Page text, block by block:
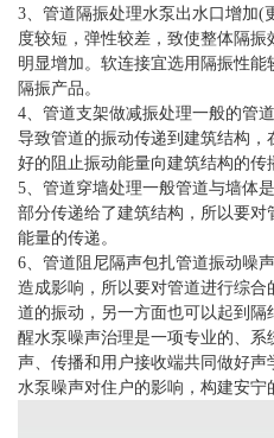
3、管道隔振处理水泵出水口增加(
度较短，弹性较差，致使整体隔
明显增加。软连接宜选用隔振性
隔振产品。
4、管道支架做减振处理一般的管
导致管道的振动传递到建筑结构
好的阻止振动能量向建筑结构的传
5、管道穿墙处理一般管道与墙体
部分传递给了建筑结构，所以要
能量的传递。
6、管道阻尼隔声包扎管道振动噪
造成影响，所以要对管道进行综
道的振动，另一方面也可以起到
醒水泵噪声治理是一项专业的、
声、传播和用户接收端共同做好
水泵噪声对住户的影响，构建安宁